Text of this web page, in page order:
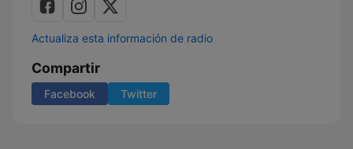
Actualiza esta información de radio
Compartir
Facebook Twitter